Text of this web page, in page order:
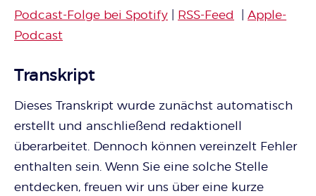
Podcast-Folge bei Spotify | RSS-Feed | Apple-
Podcast
Transkript
Dieses Transkript wurde zunächst automatisch
erstellt und anschließend redaktionell
überarbeitet. Dennoch können vereinzelt Fehler
enthalten sein. Wenn Sie eine solche Stelle
entdecken, freuen wir uns über eine kurze